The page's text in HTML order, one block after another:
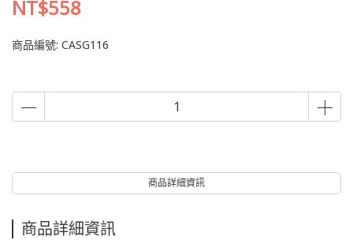
NT$558
商品編號: CASG116
商品詳細資訊
商品詳細資訊